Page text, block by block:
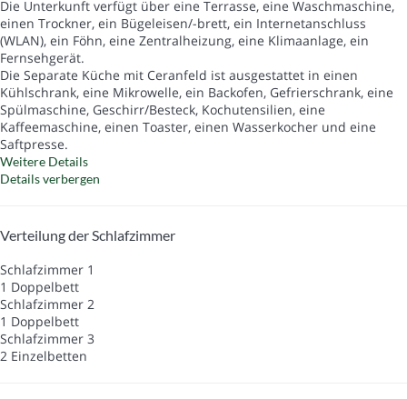
Die Unterkunft verfügt über eine Terrasse, eine Waschmaschine,
einen Trockner, ein Bügeleisen/-brett, ein Internetanschluss
(WLAN), ein Föhn, eine Zentralheizung, eine Klimaanlage, ein
Fernsehgerät.
Die Separate Küche mit Ceranfeld ist ausgestattet in einen
Kühlschrank, eine Mikrowelle, ein Backofen, Gefrierschrank, eine
Spülmaschine, Geschirr/Besteck, Kochutensilien, eine
Kaffeemaschine, einen Toaster, einen Wasserkocher und eine
Saftpresse.
Weitere Details
Details verbergen
Verteilung der Schlafzimmer
Schlafzimmer 1
1 Doppelbett
Schlafzimmer 2
1 Doppelbett
Schlafzimmer 3
2 Einzelbetten